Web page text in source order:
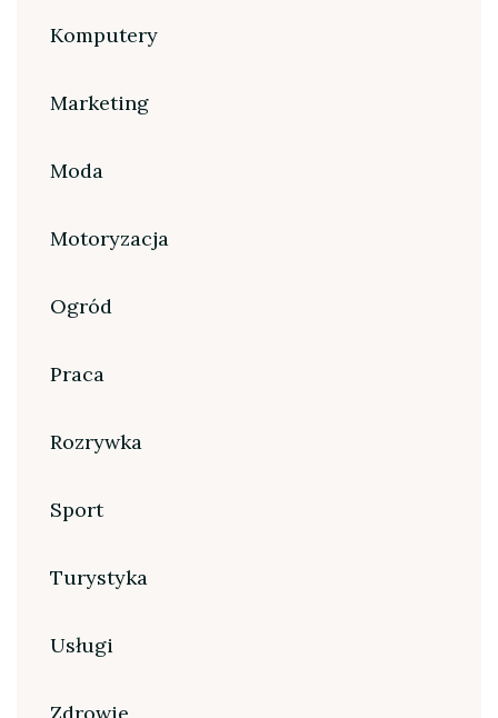
Komputery
Marketing
Moda
Motoryzacja
Ogród
Praca
Rozrywka
Sport
Turystyka
Usługi